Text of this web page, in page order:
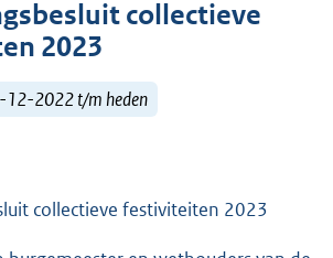
collectieve
2023
12-2022 t/m heden
collectieve festiviteiten 2023